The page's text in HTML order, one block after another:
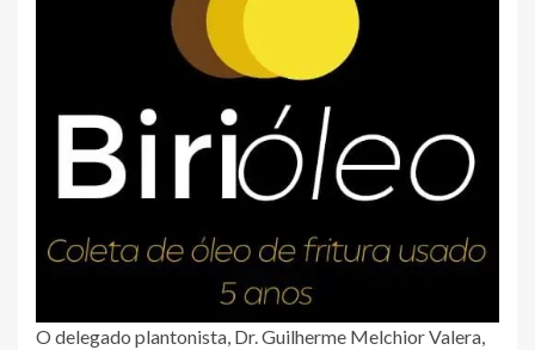
O delegado plantonista, Dr. Guilherme Melchior Valera,